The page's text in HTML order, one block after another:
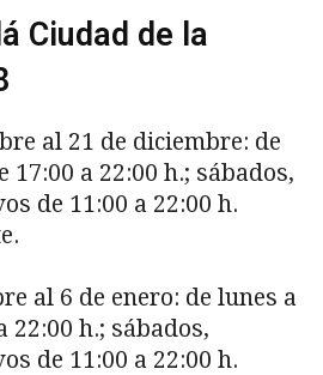
Ciudad de la
al 21 de diciembre: de
17:00 a 22:00 h.; sábados,
de 11:00 a 22:00 h.
al 6 de enero: de lunes a
22:00 h.; sábados,
de 11:00 a 22:00 h.